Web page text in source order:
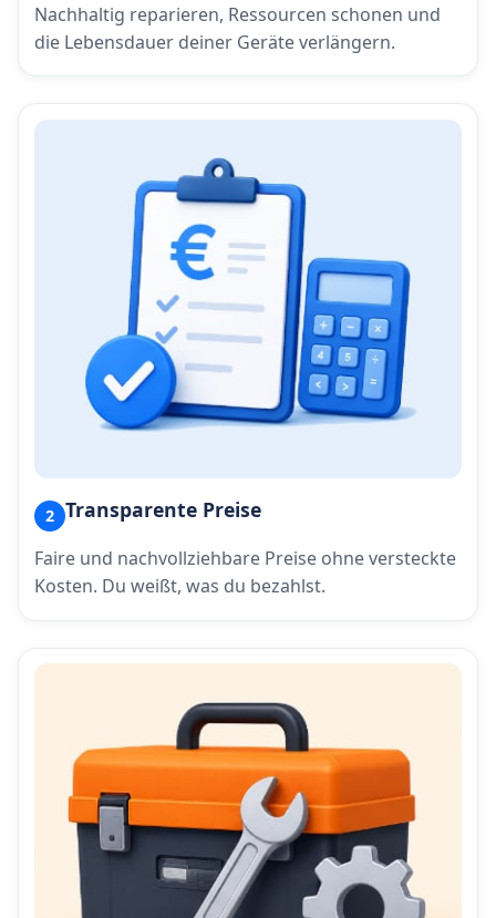
Nachhaltig reparieren, Ressourcen schonen und
die Lebensdauer deiner Geräte verlängern.
2 Transparente Preise
Faire und nachvollziehbare Preise ohne versteckte
Kosten. Du weißt, was du bezahlst.